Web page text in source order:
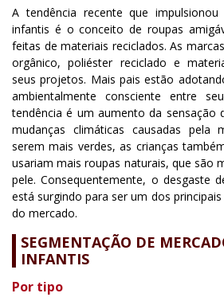
A tendência recente que
infantis é o conceito de roupas
feitas de materiais reciclados. As
orgânico, poliéster reciclado e
seus projetos. Mais pais estão
ambientalmente consciente entre
tendência é um aumento da sensação
mudanças climáticas causadas pela
serem mais verdes, as crianças
usariam mais roupas naturais, que são
pele. Consequentemente, o desgaste
está surgindo para ser um dos
do mercado.
SEGMENTAÇÃO DE
INFANTIS
Por tipo